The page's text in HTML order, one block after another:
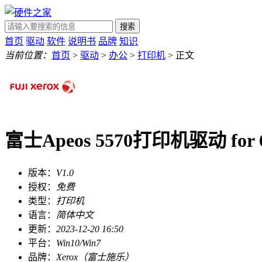
搜索
首页 驱动 软件 说明书 品牌 知识
当前位置： 首页 > 驱动 > 办公 > 打印机 > 正文
富士Apeos 5570打印机驱动 for
版本： V1.0
授权：
免费
类型： 打印机
语言：
简体中文
更新： 2023-12-20 16:50
平台： Win10/Win7
品牌： Xerox（富士施乐）